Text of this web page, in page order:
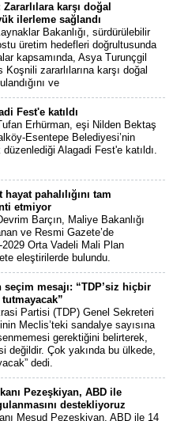
Zararlılara karşı doğal
ilerleme sağlandı
Bakanlığı, sürdürülebilir
üretim hedefleri doğrultusunda
kapsamında, Asya Turunçgil
zararlılarına karşı doğal
ve
Fest'e katıldı
Erhürman, eşi Nilden Bektaş
Esentepe Belediyesi’nin
Alagadi Fest'e katıldı.
pahalılığını tam
etmiyor
Barçın, Maliye Bakanlığı
ve Resmi Gazete’de
2029 Orta Vadeli Mali Plan
eleştirilerde bulundu.
seçim mesajı: “TDP’siz hiçbir
Partisi (TDP) Genel Sekreteri
Meclis’teki sandalye sayısına
gerektiğini belirterek,
değildir. Çok yakında bu ülkede,
dedi.
Pezeşkiyan, ABD ile
destekliyoruz
Mesud Pezeşkiyan, ABD ile 14